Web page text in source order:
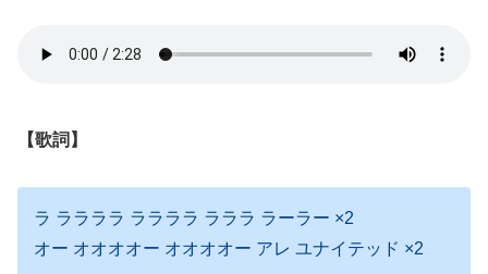
【歌詞】
ラ ララララ ララララ ラララ ラーラー ×2
オー オオオオー オオオオー アレ ユナイテッド ×2